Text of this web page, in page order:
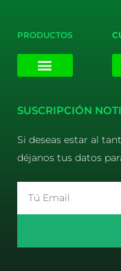
PRODUCTOS
SUSCRIPCIÓN
Si deseas estar al
déjanos tus datos